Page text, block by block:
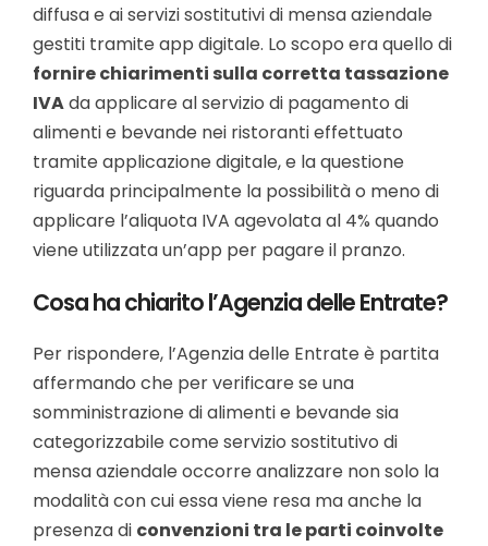
diffusa e ai servizi sostitutivi di mensa aziendale
gestiti tramite app digitale. Lo scopo era quello di
fornire chiarimenti sulla corretta tassazione
IVAda applicare al servizio di pagamento di
alimenti e bevande nei ristoranti effettuato
tramite applicazione digitale, e la questione
riguarda principalmente la possibilità o meno di
applicare l’aliquota IVA agevolata al 4% quando
viene utilizzata un’app per pagare il pranzo.
Cosa ha chiarito l’Agenzia delle Entrate?
Per rispondere, l’Agenzia delle Entrate è partita
affermando che per verificare se una
somministrazione di alimenti e bevande sia
categorizzabile come servizio sostitutivo di
mensa aziendale occorre analizzare non solo la
modalità con cui essa viene resa ma anche la
presenza di convenzioni tra le parti coinvolte